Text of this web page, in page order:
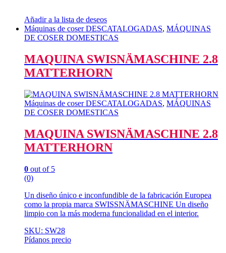
Añadir a la lista de deseos
Máquinas de coser DESCATALOGADAS, MÁQUINAS
DE COSER DOMESTICAS
MAQUINA SWISNÄMASCHINE 2.8
MATTERHORN
Máquinas de coser DESCATALOGADAS, MÁQUINAS
DE COSER DOMESTICAS
MAQUINA SWISNÄMASCHINE 2.8
MATTERHORN
0 out of 5
(0)
Un diseño único e inconfundible de la fabricación Europea
como la propia marca SWISSNÄMASCHINE Un diseño
limpio con la más moderna funcionalidad en el interior.
SKU: SW28
Pídanos precio